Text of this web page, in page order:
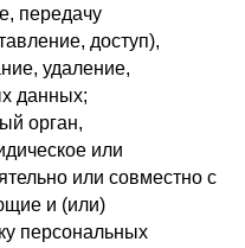
передачу
доступ),
удаление,
данных;
орган,
или
или совместно с
и (или)
персональных